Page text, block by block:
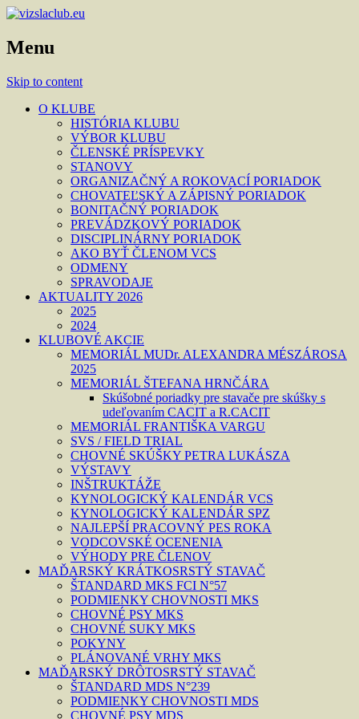
Menu
Skip to content
O KLUBE
HISTÓRIA KLUBU
VÝBOR KLUBU
ČLENSKÉ PRÍSPEVKY
STANOVY
ORGANIZAČNÝ A ROKOVACÍ PORIADOK
CHOVATEĽSKÝ A ZÁPISNÝ PORIADOK
BONITAČNÝ PORIADOK
PREVÁDZKOVÝ PORIADOK
DISCIPLINÁRNY PORIADOK
AKO BYŤ ČLENOM VCS
ODMENY
SPRAVODAJE
AKTUALITY 2026
2025
2024
KLUBOVÉ AKCIE
MEMORIÁL MUDr. ALEXANDRA MÉSZÁROSA
2025
MEMORIÁL ŠTEFANA HRNČÁRA
Skúšobné poriadky pre stavače pre skúšky s
udeľovaním CACIT a R.CACIT
MEMORIÁL FRANTIŠKA VARGU
SVS / FIELD TRIAL
CHOVNÉ SKÚŠKY PETRA LUKÁSZA
VÝSTAVY
INŠTRUKTÁŽE
KYNOLOGICKÝ KALENDÁR VCS
KYNOLOGICKÝ KALENDÁR SPZ
NAJLEPŠÍ PRACOVNÝ PES ROKA
VODCOVSKÉ OCENENIA
VÝHODY PRE ČLENOV
MAĎARSKÝ KRÁTKOSRSTÝ STAVAČ
ŠTANDARD MKS FCI N°57
PODMIENKY CHOVNOSTI MKS
CHOVNÉ PSY MKS
CHOVNÉ SUKY MKS
POKYNY
PLÁNOVANÉ VRHY MKS
MAĎARSKÝ DRÔTOSRSTÝ STAVAČ
ŠTANDARD MDS N°239
PODMIENKY CHOVNOSTI MDS
CHOVNÉ PSY MDS